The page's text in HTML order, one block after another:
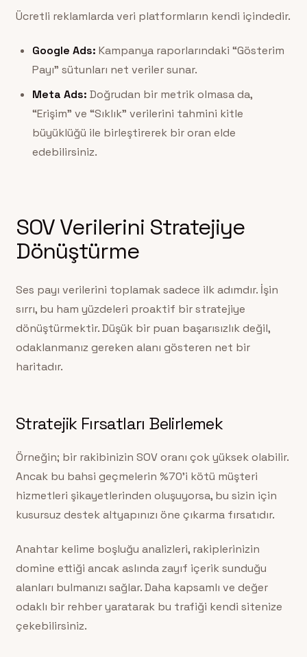
Ücretli reklamlarda veri platformların kendi içindedir.
Google Ads: Kampanya raporlarındaki “Gösterim
Payı” sütunları net veriler sunar.
Meta Ads: Doğrudan bir metrik olmasa da,
“Erişim” ve “Sıklık” verilerini tahmini kitle
büyüklüğü ile birleştirerek bir oran elde
edebilirsiniz.
SOV Verilerini Stratejiye
Dönüştürme
Ses payı verilerini toplamak sadece ilk adımdır. İşin
sırrı, bu ham yüzdeleri proaktif bir stratejiye
dönüştürmektir. Düşük bir puan başarısızlık değil,
odaklanmanız gereken alanı gösteren net bir
haritadır.
Stratejik Fırsatları Belirlemek
Örneğin; bir rakibinizin SOV oranı çok yüksek olabilir.
Ancak bu bahsi geçmelerin %70’i kötü müşteri
hizmetleri şikayetlerinden oluşuyorsa, bu sizin için
kusursuz destek altyapınızı öne çıkarma fırsatıdır.
Anahtar kelime boşluğu analizleri, rakiplerinizin
domine ettiği ancak aslında zayıf içerik sunduğu
alanları bulmanızı sağlar. Daha kapsamlı ve değer
odaklı bir rehber yaratarak bu trafiği kendi sitenize
çekebilirsiniz.